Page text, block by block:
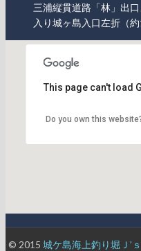
三浦縦貫道路「林」出
入り城ヶ島入口左折（約
受け
This page can't load
Do you own this
© 2015 城ケ島海上釣り堀Ｊ’